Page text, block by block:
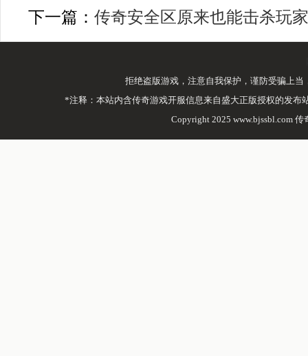
下一篇： 传奇安全区原来也能击杀玩
拒绝盗版游戏，注意自我保护，谨防受骗上
*注释：本站内含传奇游戏开服信息来自盛大正版授权的发
Copyright 2025 www.bjssbl.com